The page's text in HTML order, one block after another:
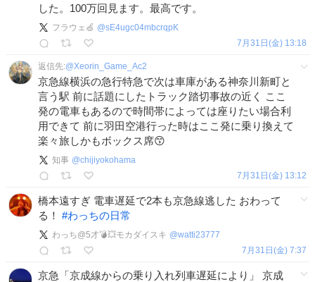
した。100万回見ます。最高です。
フラウェ🍏 @sE4ugc04mbcrqpK
7月31日(金) 13:18
返信先:@Xeorin_Game_Ac2
京急線横浜の急行特急で次は車庫がある神奈川新町と
言う駅 前に話題にしたトラック踏切事故の近く ここ
発の電車もあるので時間帯によっては座りたい場合利
用できて 前に羽田空港行った時はここ発に乗り換えて
楽々旅しかもボックス席😙
知事 @chijiyokohama
7月31日(金) 13:12
橋本遠すぎ 電車遅延で2本も京急線逃した おわって
る！ #わっちの日常
わっち@5才💣💥モカダイスキ @watti23777
7月31日(金) 7:37
京急「京成線からの乗り入れ列車遅延により」 京成